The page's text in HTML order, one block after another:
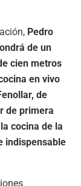
Pedro
de un
cien metros
en vivo
de
de primera
cocina de la
indispensable